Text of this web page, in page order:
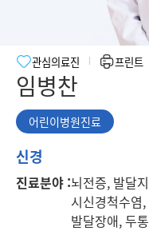
임병찬
관심의료진 프린트
어린이병원진료
어
이
신경
진료분야 :뇌전증, 발달
시신경척수염
발달장애, 두통